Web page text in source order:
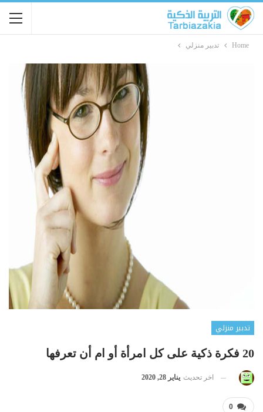
Home تدبير منزلي
تدبير منزلي
20 فكرة ذكية على كل امرأة أو ام أن تعرفها
اخر تحديث يناير 28, 2020
0